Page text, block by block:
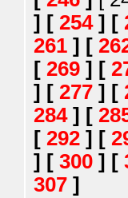
] [ 254] [
261 ] [
[ 269 ] [
] [ 277 ] [
284] [
[ 292 ] [
] [ 300 ] [
307 ]